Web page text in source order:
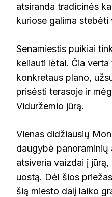
atsiranda tradicinės
kuriose galima stebėti
Senamiestis puikiai
keliauti lėtai. Čia
konkretaus plano,
prisėsti terasoje ir
Viduržemio jūrą.
Vienas didžiausių
daugybė
atsiveria vaizdai į
uostą. Dėl šios
šią miesto dalį laiko